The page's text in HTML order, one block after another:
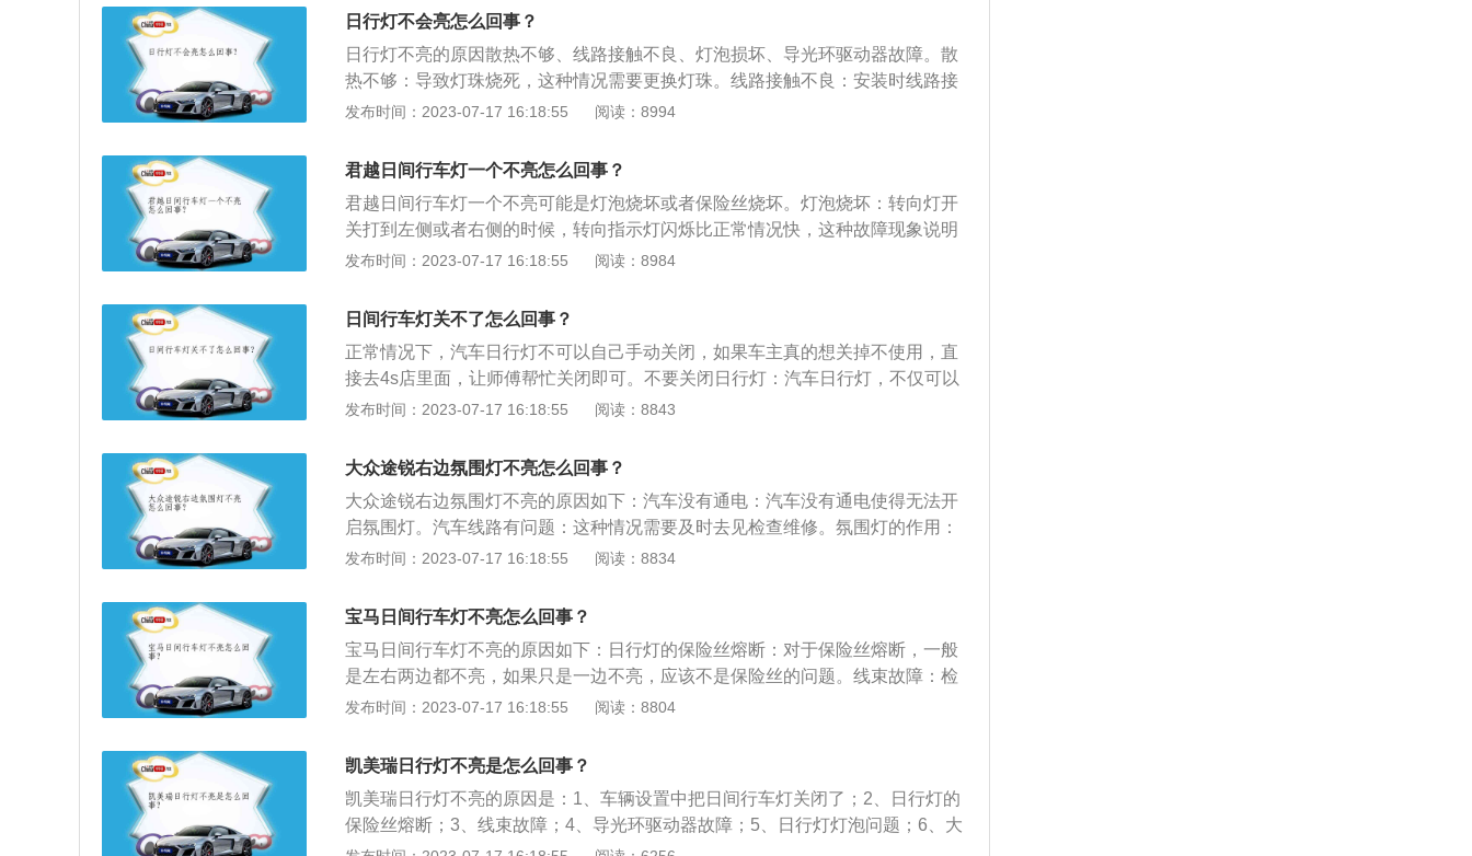
损坏、连接线脱落、汽车电瓶没电等。1、灯控开关损坏，如果灯控开关坏了，
在打开大灯时肯定就没有反应了。如果是灯控开关损害引起的大灯不亮，维修起
来也比较简单，只需要更换一组新的灯控开关就可以了。2、连接线脱离，如果
汽车经常走颠簸路，也可能因为汽车震动导致大灯的连接线脱离。这种情况只需
要重新安装大灯的连接线就可以了。3、汽车电瓶没电，如果汽车长时间不用或
险大灯不亮、启动困难等症状。这种情况只需要及时对电瓶进行充电即可。
日行灯不会亮怎么回事？
日行灯不亮的原因散热不够、线路接触不良、灯泡损坏、导光环驱动器故障。散
热不够：导致灯珠烧死，这种情况需要更换灯珠。线路接触不良：安装时线路接
触不良，造成短路，消除线路故障，日行灯的驱动电源故障就需要更换电源。灯
环驱动器故障：比如驱动器插接头松动或连接不良。维修日行灯这种比较专业的
问题，建议去专业的维修厂或者4S店检查维修较好。
发布时间：2023-07-17 16:18:55 阅读：8994
君越日间行车灯一个不亮怎么回事？
君越日间行车灯一个不亮可能是灯泡烧坏或者保险丝烧坏。灯泡烧坏：转向灯开
关打到左侧或者右侧的时候，转向指示灯闪烁比正常情况快，这种故障现象说明
这一侧的转向灯灯泡有烧坏，或转向灯的接线、搭铁不良。若灯泡烧坏，更换灯
的原因可能是熔丝烧断、闪光器损坏、转向灯开关出现故障或线路有断路的地
万。
发布时间：2023-07-17 16:18:55 阅读：8984
日间行车灯关不了怎么回事？
正常情况下，汽车日行灯不可以自己手动关闭，如果车主真的想关掉不使用，直
接去4s店里面，让师傅帮忙关闭即可。不要关闭日行灯：汽车日行灯，不仅可以
美观汽车，更重要的是可以提醒来往车辆，从而降低汽车事故的发生概率。不关
日行灯的功率很低，再加上现在很多日间行车灯都是LED灯，不会耗电过多。
发布时间：2023-07-17 16:18:55 阅读：8843
大众途锐右边氛围灯不亮怎么回事？
大众途锐右边氛围灯不亮的原因如下：汽车没有通电：汽车没有通电使得无法开
启氛围灯。汽车线路有问题：这种情况需要及时去见检查维修。氛围灯的作用：
车内氛围灯是一种起到装饰作用的照明灯，通常是红色、蓝色、绿色等，主要为
高低配车型的氛围灯可能不同，主要体现在面积和效果上。氛围灯布局位置大致
在脚底、中控台、车门扶手等附近。
发布时间：2023-07-17 16:18:55 阅读：8834
宝马日间行车灯不亮怎么回事？
宝马日间行车灯不亮的原因如下：日行灯的保险丝熔断：对于保险丝熔断，一般
是左右两边都不亮，如果只是一边不亮，应该不是保险丝的问题。线束故障：检
查大灯控制模块到日行灯之间的线束。导光环驱动器故障：比如驱动器插接头松
着温度的升高而增大，这会导致工作电流随之减小，从而使日行灯熄灭。大灯控
制模块驱动器故障：比如大灯模块受潮进水，容易使大灯控制模块失灵。
发布时间：2023-07-17 16:18:55 阅读：8804
凯美瑞日行灯不亮是怎么回事？
凯美瑞日行灯不亮的原因是：1、车辆设置中把日间行车灯关闭了；2、日行灯的
保险丝熔断；3、线束故障；4、导光环驱动器故障；5、日行灯灯泡问题；6、大
灯控制模块驱动器故障。凯美瑞车身尺寸是：长4885mm、宽1840mm、高1455